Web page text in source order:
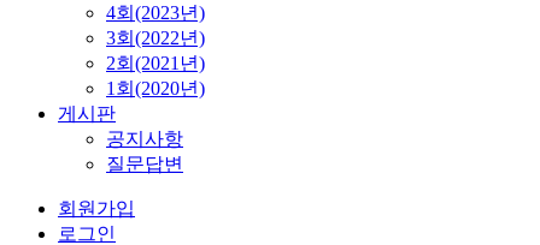
4회(2023년)
3회(2022년)
2회(2021년)
1회(2020년)
게시판
공지사항
질문답변
회원가입
로그인